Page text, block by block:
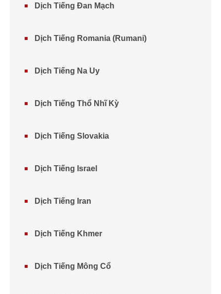
Dịch Tiếng Đan Mạch
Dịch Tiếng Romania (Rumani)
Dịch Tiếng Na Uy
Dịch Tiếng Thổ Nhĩ Kỳ
Dịch Tiếng Slovakia
Dịch Tiếng Israel
Dịch Tiếng Iran
Dịch Tiếng Khmer
Dịch Tiếng Mông Cổ